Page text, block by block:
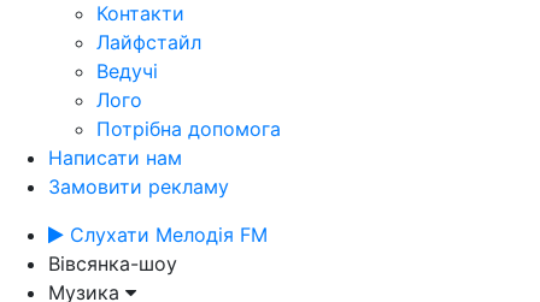
Контакти
Лайфстайл
Ведучі
Лого
Потрібна допомога
Написати нам
Замовити рекламу
Слухати Мелодія FM
Вівсянка-шоу
Музика